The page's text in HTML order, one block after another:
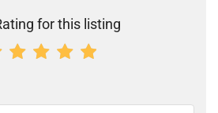
for this listing